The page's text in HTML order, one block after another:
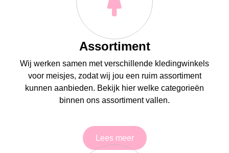
Assortiment
Wij werken samen met verschillende kledingwinkels
voor meisjes, zodat wij jou een ruim assortiment
kunnen aanbieden. Bekijk hier welke categorieën
binnen ons assortiment vallen.
Lees meer